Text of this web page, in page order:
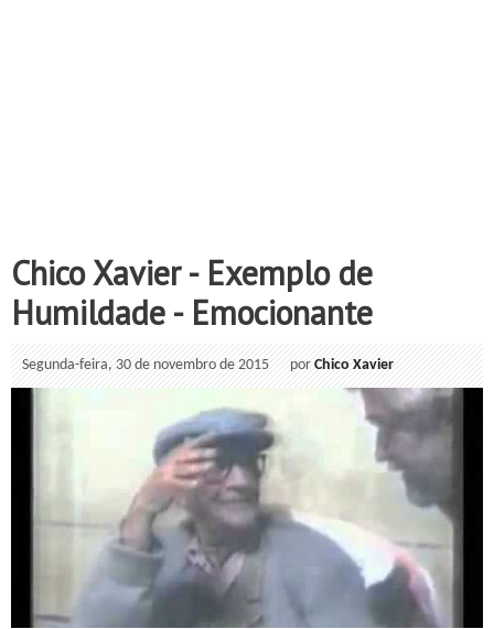
Chico Xavier - Exemplo de
Humildade - Emocionante
Segunda-feira, 30 de novembro de 2015 porChico Xavier